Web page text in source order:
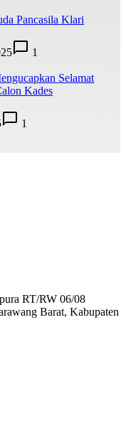
Pancasila Klari
1
Selamat
Kades
1
RT/RW 06/08
Barat, Kabupaten